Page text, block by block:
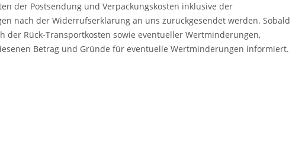
der Postsendung und Verpackungskosten inklusive der
nach der Widerrufserklärung an uns zurückgesendet werden. Sobald
Rück-Transportkosten sowie eventueller Wertminderungen,
Betrag und Gründe für eventuelle Wertminderungen informiert.